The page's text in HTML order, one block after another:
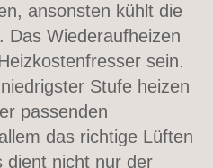
ansonsten kühlt die
Das Wiederaufheizen
sein.
Stufe heizen
passenden
das richtige Lüften
dient nicht nur der